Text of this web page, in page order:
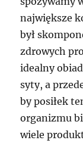
największe
był
zdrowych
idealny
syty, a
by posiłek
organizmu
wiele